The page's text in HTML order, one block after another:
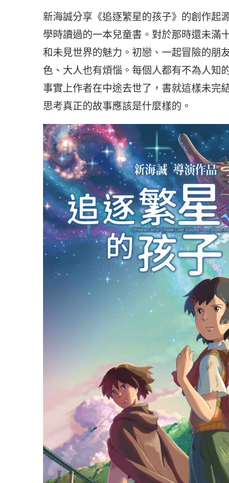
新海誠分享《追逐繁星的孩子》的創作起
學時讀過的一本兒童書。對於那時還未滿
和未見世界的魅力。初戀、一起冒險的朋
色、大人也有煩惱。每個人都有不為人知
事實上作者在中途去世了，書就這樣未完
思考真正的故事應該是什麼樣的。